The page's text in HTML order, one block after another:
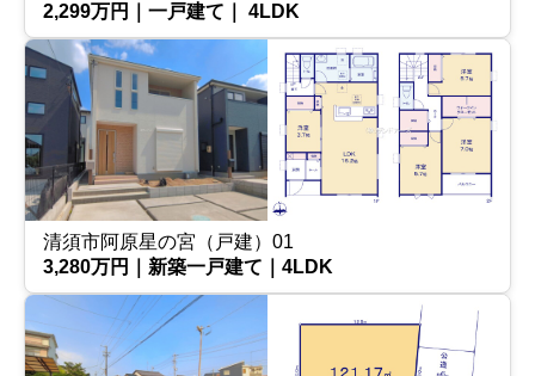
2,299万円｜一戸建て｜ 4LDK
清須市阿原星の宮（戸建）01
3,280万円｜新築一戸建て｜4LDK